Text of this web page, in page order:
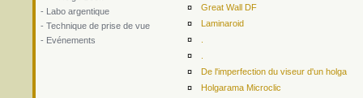
- Labo argentique
- Technique de prise de vue
- Evénements
¤
Great Wall DF
¤
Laminaroid
¤
¤
¤
De l'imperfection du viseur d'un holga
¤
Holgarama Microclic